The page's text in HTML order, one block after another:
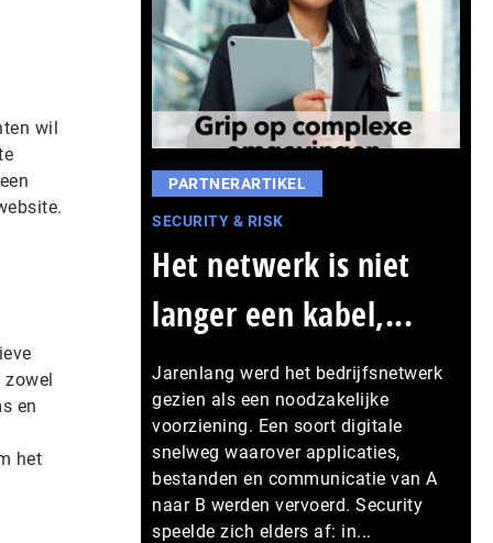
wil
en
het
PARTNERARTIKEL
SECURITY & RISK
Het netwerk is niet
langer een kabel,...
Jarenlang werd het bedrijfsnetwerk
gezien als een noodzakelijke
voorziening. Een soort digitale
snelweg waarover applicaties,
bestanden en communicatie van A
naar B werden vervoerd. Security
speelde zich elders af: in...